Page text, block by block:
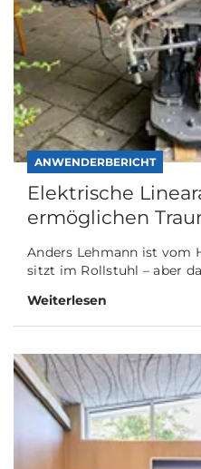
ANWENDERBERICHT
Elektrische
ermöglichen
Anders Lehmann ist vom
sitzt im Rollstuhl – aber
Weiterlesen